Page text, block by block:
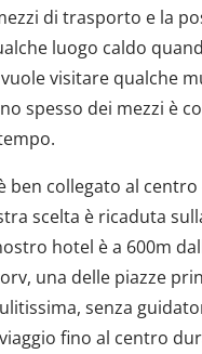
di trasporto e la
luogo caldo
visitare qualche
spesso dei mezzi è
ben collegato al
scelta è ricaduta
hotel è a 600m
una delle piazze
senza
fino al centro